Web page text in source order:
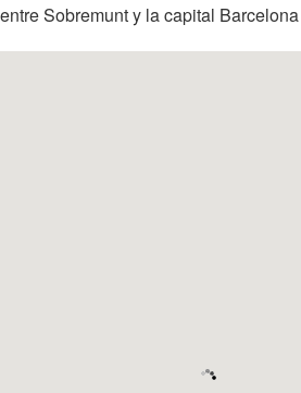
Sobremunt y la capital